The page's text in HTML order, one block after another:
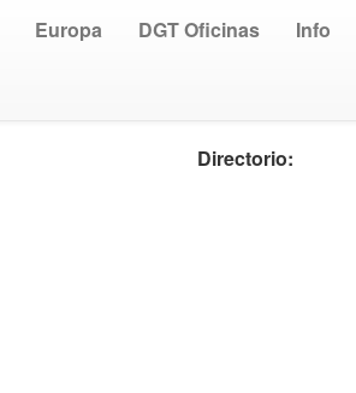
Europa DGT Oficinas Info
Directorio: